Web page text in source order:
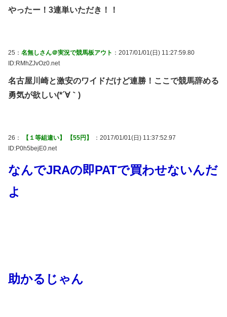
やったー！3連単いただき！！
25： 名無しさん＠実況で競馬板アウト ：2017/01/01(日) 11:27:59.80
ID:RMhZJvOz0.net
名古屋川崎と激安のワイドだけど連勝！ここで競馬辞める
勇気が欲しい(*´∀｀)
26： 【１等組違い】 【55円】
：2017/01/01(日) 11:37:52.97
ID:P0h5bejE0.net
なんでJRAの即PATで買わせないんだ
よ
助かるじゃん